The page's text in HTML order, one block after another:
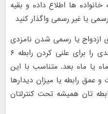
ﻫﺎ اﻃﻼع دادﻩ و ﺑﻘﯿﻪ
ﯾﺎ ﻏﯿﺮ رﺳﻤﯽ واﮔﺬار ﮐﻨﯿﺪ
ازدواج ﯾﺎ رﺳﻤﯽ ﺷﺪن ﻧﺎﻣﺰدی
آﻣﺎدﻩ ﻧﯿﺴﺖ، از ﻫﻤﺎن اﺑﺘﺪا ﻣﻮﻋﺪی را ﺑﺮای ﻋﻠﻨﯽ ﮐﺮدن راﺑﻄﻪ ۶
ﯾﺎ ﻣﺎﻩ ﺑﻌﺪ. ﻣﺘﻨﺎﺳﺐ ﺑﺎ اﯾﻦ
ﻋﻤﻖ راﺑﻄﻪ ﯾﺎ ﻣﯿﺰان دﯾﺪارﻫﺎ
ﺗﺎن ﻫﻤﯿﺸﻪ ﺗﺤﺖ ﮐﻨﺘﺮﻟﺘﺎن